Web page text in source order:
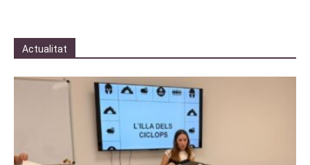
Actualitat